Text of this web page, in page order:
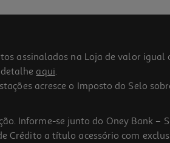
assinalados na Loja de valor igual
aqui.
acresce o Imposto do Selo
Informe-se junto do Oney Bank –
Crédito a título acessório com